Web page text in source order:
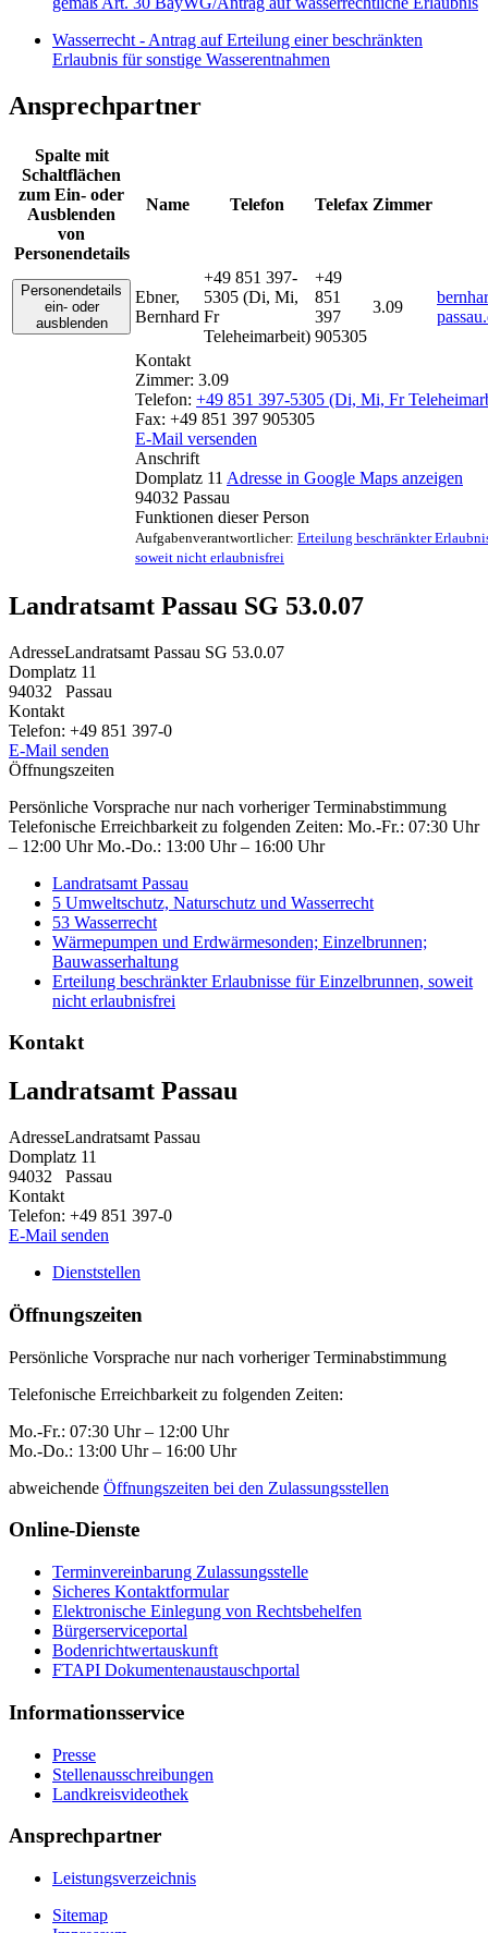
Wasserrecht - Antrag auf Erteilung einer beschränkten
Erlaubnis für sonstige Wasserentnahmen
Ansprechpartner
Spalte mit
Schaltflächen
zum Ein- oder
Ausblenden
von
Personendetails
Name Telefon Telefax Zimmer
Personendetails
ein- oder
ausblenden
Ebner,
Bernhard
+49 851 397-
5305 (Di, Mi,
Fr
Teleheimarbeit)
+49
851
397
905305
3.09
Kontakt
Zimmer: 3.09
Telefon: +49 851 397-5305 (Di, Mi, Fr
Fax: +49 851 397 905305
E-Mail versenden
Anschrift
Domplatz 11 Adresse in Google Maps anzeigen
94032 Passau
Funktionen dieser Person
Aufgabenverantwortlicher: Erteilung beschränkter
soweit nicht erlaubnisfrei
Landratsamt Passau SG 53.0.07
AdresseLandratsamt Passau SG 53.0.07
Domplatz 11
94032
Passau
Kontakt
Telefon: +49 851 397-0
E-Mail senden
Öffnungszeiten
Persönliche Vorsprache nur nach vorheriger Terminabstimmung
Telefonische Erreichbarkeit zu folgenden Zeiten: Mo.-Fr.: 07:30 Uhr
– 12:00 Uhr Mo.-Do.: 13:00 Uhr – 16:00 Uhr
Landratsamt Passau
5 Umweltschutz, Naturschutz und Wasserrecht
53 Wasserrecht
Wärmepumpen und Erdwärmesonden; Einzelbrunnen;
Bauwasserhaltung
Erteilung beschränkter Erlaubnisse für Einzelbrunnen, soweit
nicht erlaubnisfrei
Kontakt
Landratsamt Passau
AdresseLandratsamt Passau
Domplatz 11
94032
Passau
Kontakt
Telefon: +49 851 397-0
E-Mail senden
Dienststellen
Öffnungszeiten
Persönliche Vorsprache nur nach vorheriger Terminabstimmung
Telefonische Erreichbarkeit zu folgenden Zeiten:
Mo.-Fr.: 07:30 Uhr – 12:00 Uhr
Mo.-Do.: 13:00 Uhr – 16:00 Uhr
abweichende Öffnungszeiten bei den Zulassungsstellen
Online-Dienste
Terminvereinbarung Zulassungsstelle
Sicheres Kontaktformular
Elektronische Einlegung von Rechtsbehelfen
Bürgerserviceportal
Bodenrichtwertauskunft
FTAPI Dokumentenaustauschportal
Informationsservice
Presse
Stellenausschreibungen
Landkreisvideothek
Ansprechpartner
Leistungsverzeichnis
Sitemap